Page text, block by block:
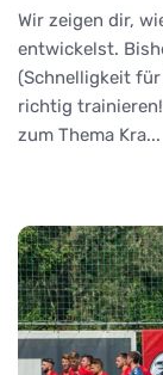
Wir zeigen dir,
entwickelst.
(Schnelligkeit
richtig
zum Thema Kra...